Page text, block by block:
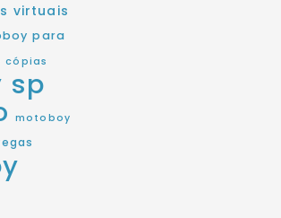
virtuais
para
cópias
sp
motoboy